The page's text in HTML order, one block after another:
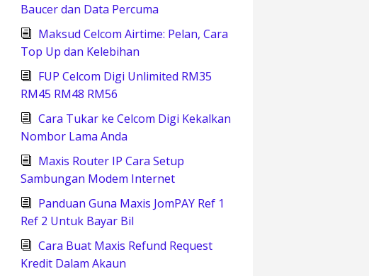
Baucer dan Data Percuma
Maksud Celcom Airtime: Pelan, Cara
Top Up dan Kelebihan
FUP Celcom Digi Unlimited RM35
RM45 RM48 RM56
Cara Tukar ke Celcom Digi Kekalkan
Nombor Lama Anda
Maxis Router IP Cara Setup
Sambungan Modem Internet
Panduan Guna Maxis JomPAY Ref 1
Ref 2 Untuk Bayar Bil
Cara Buat Maxis Refund Request
Kredit Dalam Akaun